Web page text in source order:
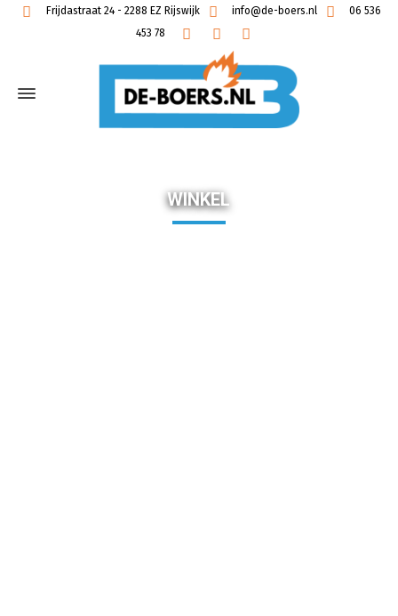
Frijdastraat 24 - 2288 EZ Rijswijk info@de-boers.nl
06 536
453 78
WINKEL